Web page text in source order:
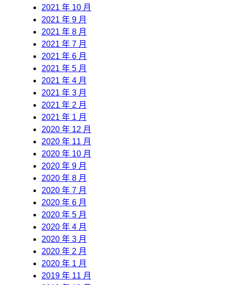
2021 年 10 月
2021 年 9 月
2021 年 8 月
2021 年 7 月
2021 年 6 月
2021 年 5 月
2021 年 4 月
2021 年 3 月
2021 年 2 月
2021 年 1 月
2020 年 12 月
2020 年 11 月
2020 年 10 月
2020 年 9 月
2020 年 8 月
2020 年 7 月
2020 年 6 月
2020 年 5 月
2020 年 4 月
2020 年 3 月
2020 年 2 月
2020 年 1 月
2019 年 11 月